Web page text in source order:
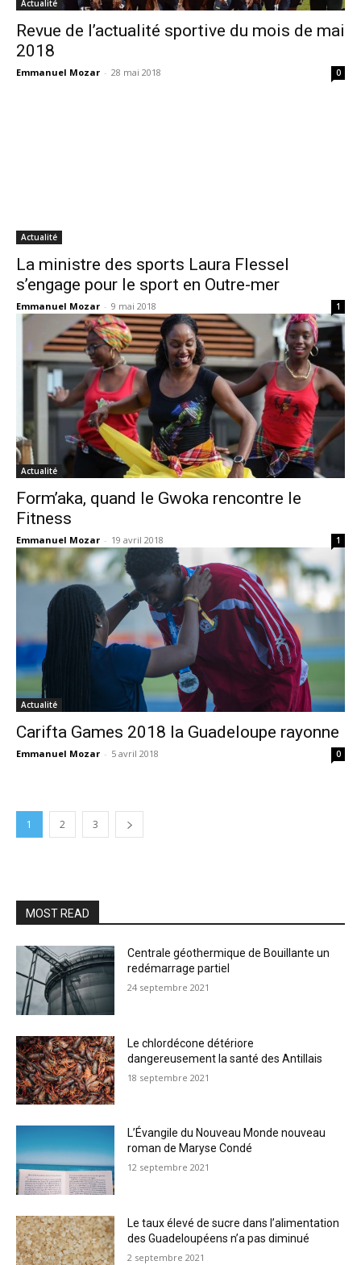
Actualité
Revue de l’actualité sportive du mois de mai
2018
Emmanuel Mozar - 28 mai 2018 0
Actualité
La ministre des sports Laura Flessel
s’engage pour le sport en Outre-mer
Emmanuel Mozar - 9 mai 2018 1
Actualité
Form’aka, quand le Gwoka rencontre le
Fitness
Emmanuel Mozar - 19 avril 2018 1
Actualité
Carifta Games 2018 la Guadeloupe rayonne
Emmanuel Mozar - 5 avril 2018 0
1 2 3
MOST READ
Centrale géothermique de Bouillante un
redémarrage partiel
24 septembre 2021
Le chlordécone détériore
dangereusement la santé des Antillais
18 septembre 2021
L’Évangile du Nouveau Monde nouveau
roman de Maryse Condé
12 septembre 2021
Le taux élevé de sucre dans l’alimentation
des Guadeloupéens n’a pas diminué
2 septembre 2021